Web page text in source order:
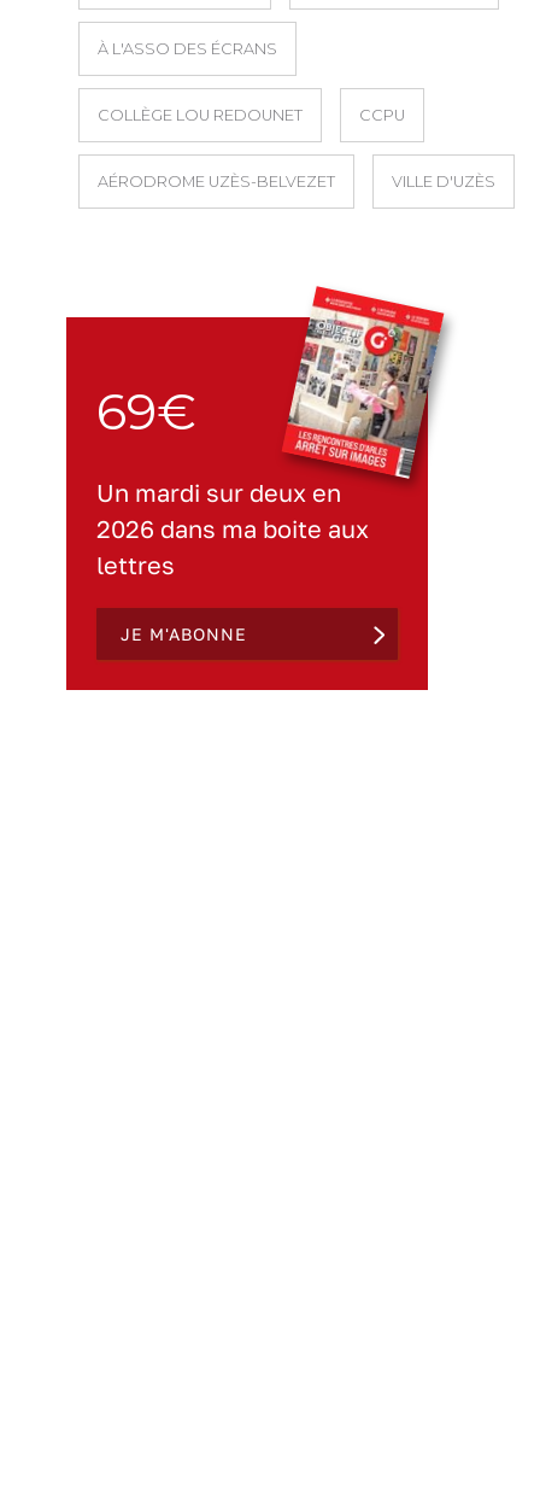
À L'ASSO DES ÉCRANS
COLLÈGE LOU REDOUNET CCPU
AÉRODROME UZÈS-BELVEZET VILLE D'UZÈS
69€
Un mardi sur deux en
2026 dans ma boite aux
lettres
JE M'ABONNE